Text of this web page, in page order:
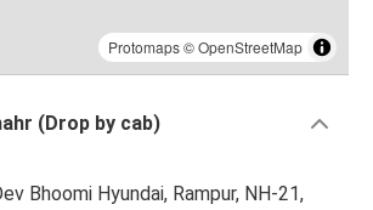
Protomaps©OpenStreetMap
(Drop by cab)
Bhoomi Hyundai, Rampur, NH-21,